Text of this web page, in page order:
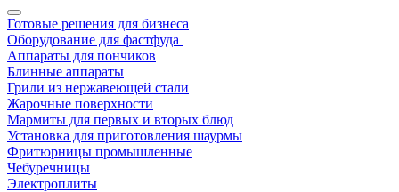
Готовые решения для бизнеса
Оборудование для фастфуда
Аппараты для пончиков
Блинные аппараты
Грили из нержавеющей стали
Жарочные поверхности
Мармиты для первых и вторых блюд
Установка для приготовления шаурмы
Фритюрницы промышленные
Чебуречницы
Электроплиты